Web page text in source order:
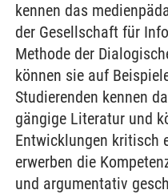
kennen das
der Gesellschaft für
Methode der
können sie auf
Studierenden kennen
gängige Literatur und
Entwicklungen kritisch
erwerben die
und argumentativ